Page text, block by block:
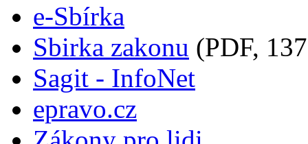
e-Sbírka
Sbirka zakonu (PDF,
Sagit - InfoNet
epravo.cz